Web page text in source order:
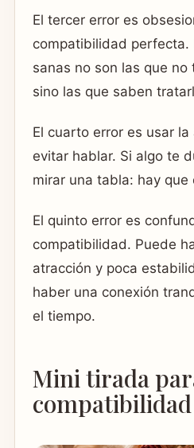
El tercer error es
compatibilidad perfecta.
sanas no son las que
sino las que saben
El cuarto error es usar
evitar hablar. Si algo te
mirar una tabla: hay que
El quinto error es
compatibilidad. Puede
atracción y poca
haber una conexión
el tiempo.
Mini tirada